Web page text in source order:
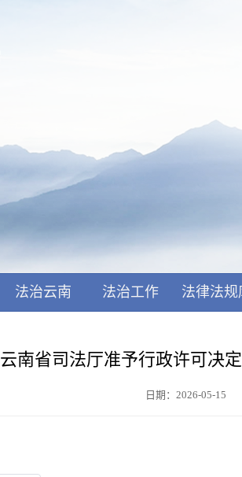
法治云南 法治工作 法律法规
云南省司法厅准予行政许可决
日期：2026-05-15